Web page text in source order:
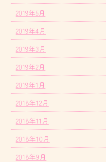
2019年5月
2019年4月
2019年3月
2019年2月
2019年1月
2018年12月
2018年11月
2018年10月
2018年9月